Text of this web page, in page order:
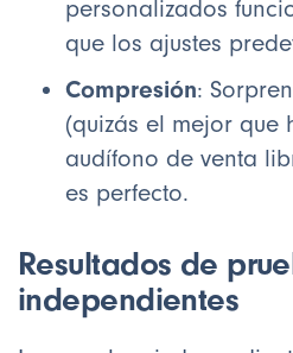
personalizados
que los ajustes
Compresión:
(quizás el mejor que
audífono de venta
es perfecto.
Resultados de
independientes